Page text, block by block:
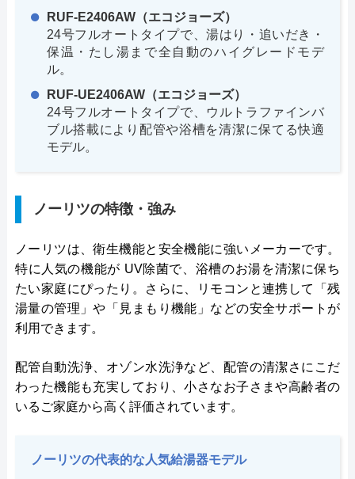
RUF-E2406AW（エコジョーズ）
24号フルオートタイプで、湯はり・追いだき・
保温・たし湯まで全自動のハイグレードモデ
ル。
RUF-UE2406AW（エコジョーズ）
24号フルオートタイプで、ウルトラファインバ
ブル搭載により配管や浴槽を清潔に保てる快適
モデル。
ノーリツの特徴・強み
ノーリツは、衛生機能と安全機能に強いメーカーです。
特に人気の機能が UV除菌で、浴槽のお湯を清潔に保ち
たい家庭にぴったり。さらに、リモコンと連携して「残
湯量の管理」や「見まもり機能」などの安全サポートが
利用できます。
配管自動洗浄、オゾン水洗浄など、配管の清潔さにこだ
わった機能も充実しており、小さなお子さまや高齢者の
いるご家庭から高く評価されています。
ノーリツの代表的な人気給湯器モデル